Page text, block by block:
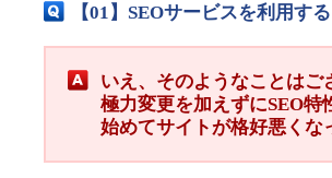
【01】SEOサービスを利用す
いえ、そのようなことは
極力変更を加えずにSEO特
始めてサイトが格好悪くな